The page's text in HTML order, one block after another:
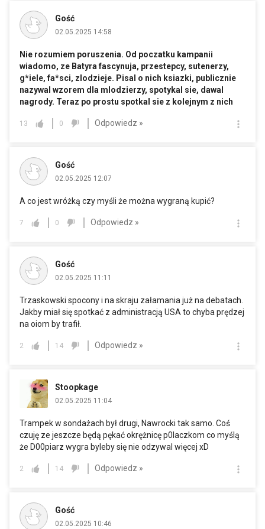
Gość
02.05.2025 14:58
Nie rozumiem poruszenia. Od poczatku kampanii
wiadomo, ze Batyra fascynuja, przestepcy, sutenerzy,
g*iele, fa*sci, zlodzieje. Pisal o nich ksiazki, publicznie
nazywal wzorem dla mlodzierzy, spotykal sie, dawal
nagrody. Teraz po prostu spotkal sie z kolejnym z nich
13 0 Odpowiedz »
Gość
02.05.2025 12:07
A co jest wróżką czy myśli że można wygraną kupić?
7 0 Odpowiedz »
Gość
02.05.2025 11:11
Trzaskowski spocony i na skraju załamania już na debatach.
Jakby miał się spotkać z administracją USA to chyba prędzej
na oiom by trafił.
2 14 Odpowiedz »
Stoopkage
02.05.2025 11:04
Trampek w sondażach był drugi, Nawrocki tak samo. Coś
czuję ze jeszcze będą pękać okrężnicę p0laczkom co myślą
że D00piarz wygra byleby się nie odzywal więcej xD
2 14 Odpowiedz »
Gość
02.05.2025 10:46